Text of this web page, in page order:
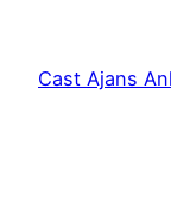
Cast Ajans